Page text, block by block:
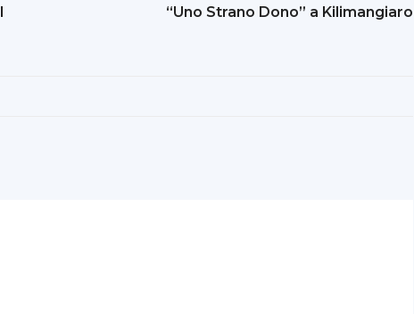
“Uno Strano Dono” a Kilimangiaro